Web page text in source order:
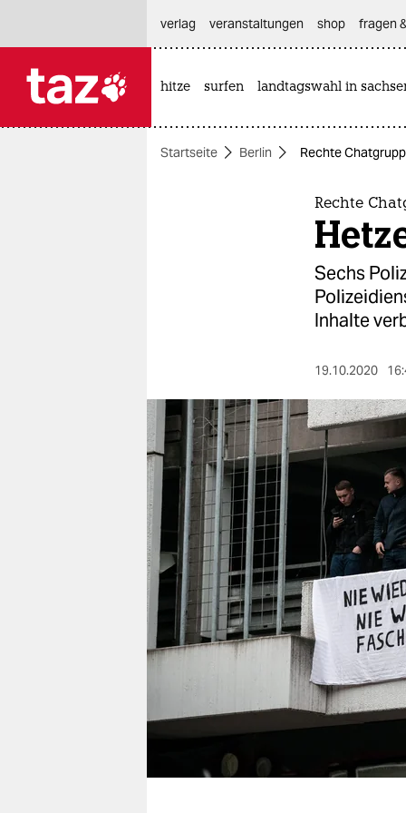
themen
berlin
nord
wahrheit
verlag
verlag
veranstaltungen
shop
fragen & hilfe
unterstützen
genossenschaft
verlag
veranstaltungen shop fragen
hitze surfen landtagswahl in
Startseite Berlin Rechte
Rechte
Sechs
Inhalte
19.10.2020